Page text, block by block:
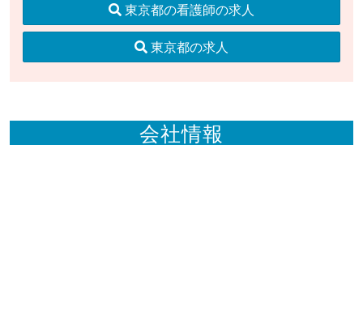
東京都の看護師の求人
東京都の求人
会社情報